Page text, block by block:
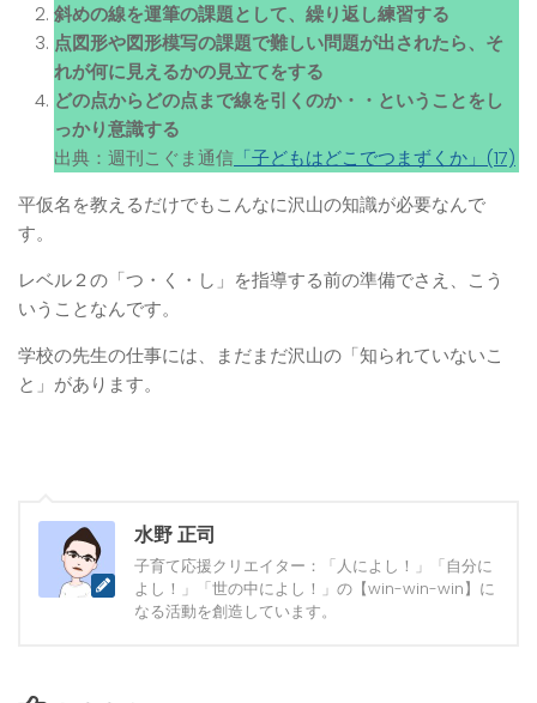
斜めの線を運筆の課題として、繰り返し練習する
点図形や図形模写の課題で難しい問題が出されたら、そ
れが何に見えるかの見立てをする
どの点からどの点まで線を引くのか・・ということをし
っかり意識する
出典：週刊こぐま通信 「子どもはどこでつまずくか」(17)
平仮名を教えるだけでもこんなに沢山の知識が必要なんで
す。
レベル２の「つ・く・し」を指導する前の準備でさえ、こう
いうことなんです。
学校の先生の仕事には、まだまだ沢山の「知られていないこ
と」があります。
水野 正司
子育て応援クリエイター：「人によし！」「自分に
よし！」「世の中によし！」の【win-win-win】に
なる活動を創造しています。